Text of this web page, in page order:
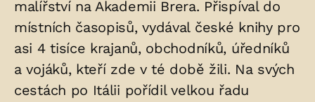
malířství na Akademii Brera. Přispíval do
místních časopisů, vydával české knihy pro
asi 4 tisíce krajanů, obchodníků, úředníků
a vojáků, kteří zde v té době žili. Na svých
cestách po Itálii pořídil velkou řadu